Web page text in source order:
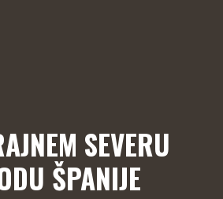
SEVERU
ŠPANIJE